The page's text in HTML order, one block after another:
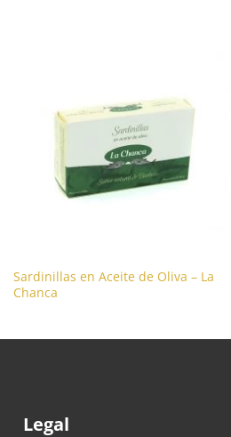
Sardinillas en Aceite de Oliva – La
Chanca
Legal